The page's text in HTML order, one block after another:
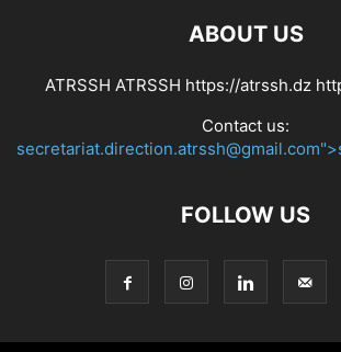
ABOUT US
ATRSSH ATRSSH https://atrssh.dz
Contact us:
FOLLOW US